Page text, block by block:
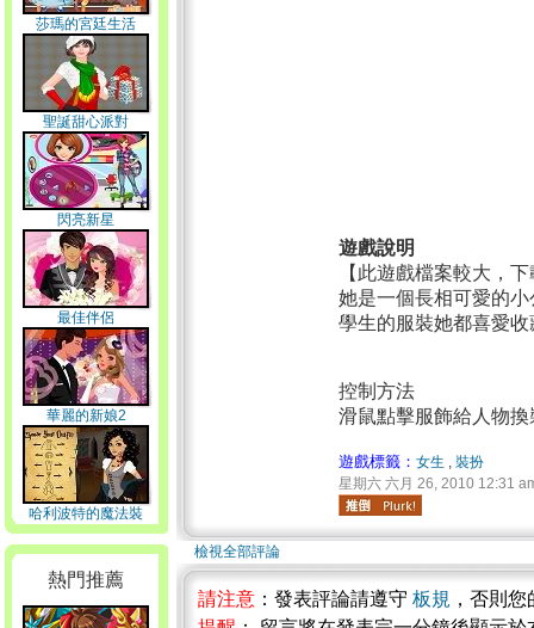
莎瑪的宮廷生活
聖誕甜心派對
閃亮新星
最佳伴侶
華麗的新娘2
哈利波特的魔法裝
熱門推薦
遊戲說明
【此遊戲檔案較大，
她是一個長相可愛的
學生的服裝她都喜愛
控制方法
滑鼠點擊服飾給人物換
遊戲標籤： 女生 , 裝扮
星期六 六月 26, 2010 12:31
檢視全部評論
請注意 ：發表評論請遵守 板規 ，否則